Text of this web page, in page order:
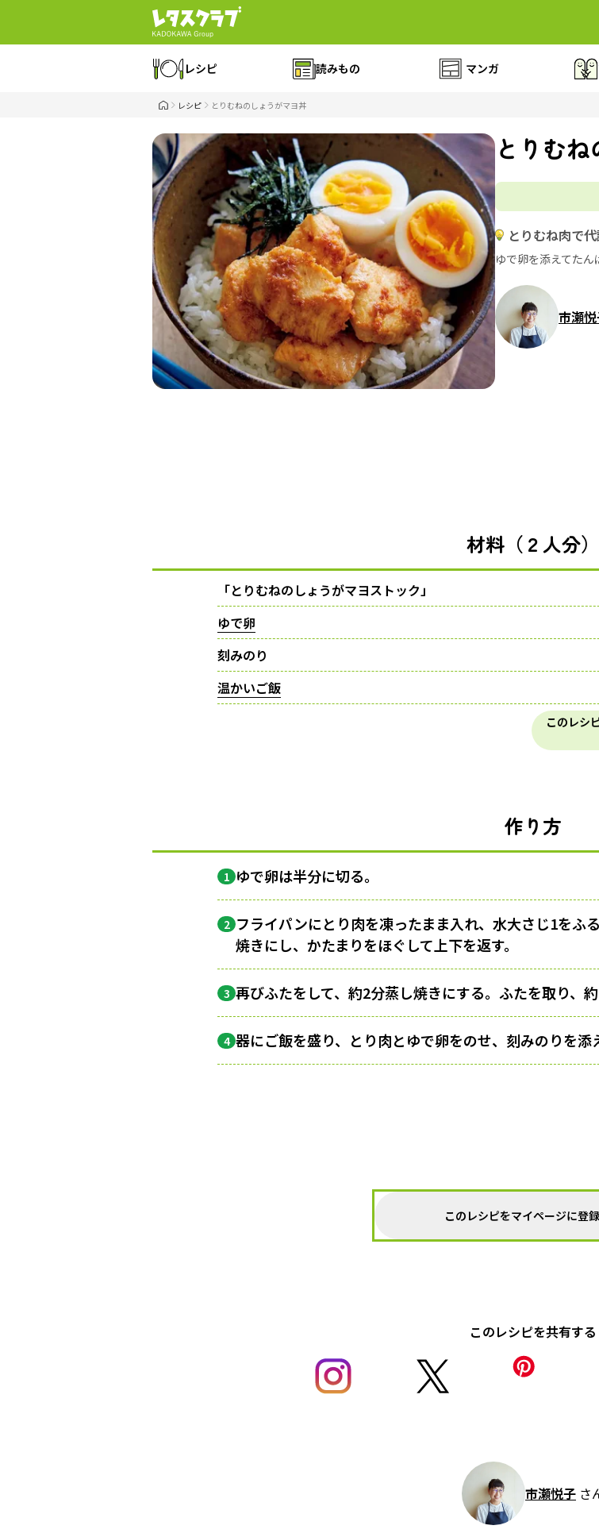
レシピ 読みもの マンガ
レシピ とりむねのしょうがマヨ丼
とりむ
とりむね肉で
ゆで卵を添えてたん
市瀬
材料（２人分）
「とりむねのしょうがマヨストック」
ゆで卵
刻みのり
温かいご飯
このレシ
作り方
1 ゆで卵は半分に切る。
2 フライパンにとり肉を凍ったまま入れ、水大さじ1をふ
焼きにし、かたまりをほぐして上下を返す。
3 再びふたをして、約2分蒸し焼きにする。ふたを取り、約
4 器にご飯を盛り、とり肉とゆで卵をのせ、刻みのりを添
このレシピをマイページに登
このレシピを共有する
市瀬悦子 さ